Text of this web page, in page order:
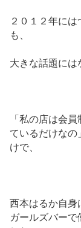
２０１２年に
も、
大きな話題には
「私の店は会
ているだけな
けで、
西本はるか自身
ガールズバー